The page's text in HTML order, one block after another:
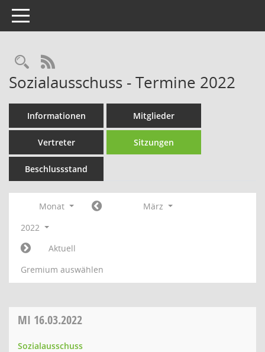
Toggle navigation
Rechercheauswahl
RSS-Feed
Sozialausschuss - Termine 2022
Informationen Mitglieder
Vertreter Sitzungen
Beschlussstand
Monat
März
2022
Aktuell
Gremium auswählen
MI 16.03.2022
Sozialausschuss